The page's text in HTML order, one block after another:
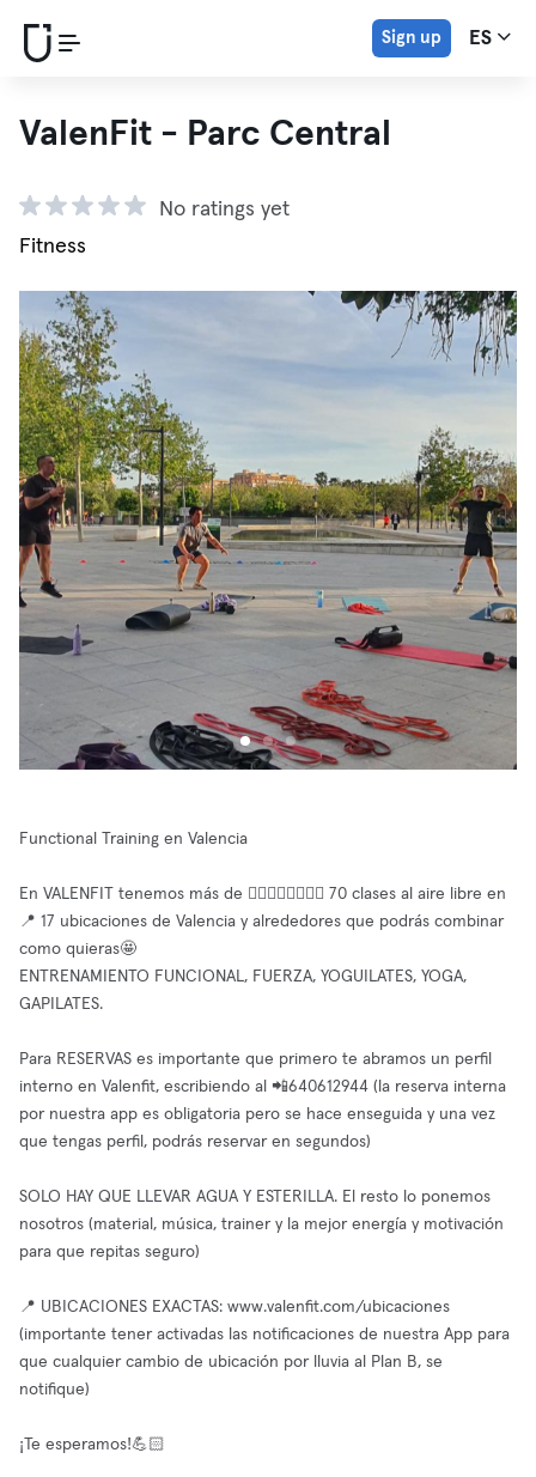
Sign up ES
ValenFit - Parc Central
No ratings yet
Fitness
Functional Training en Valencia
En VALENFIT tenemos más de 🏋🏻‍♀️🤸🏽‍♂️🧘🏼 70 clases al aire libre en
📍 17 ubicaciones de Valencia y alrededores que podrás combinar
como quieras🤩
ENTRENAMIENTO FUNCIONAL, FUERZA, YOGUILATES, YOGA,
GAPILATES.
Para RESERVAS es importante que primero te abramos un perfil
interno en Valenfit, escribiendo al 📲640612944 (la reserva interna
por nuestra app es obligatoria pero se hace enseguida y una vez
que tengas perfil, podrás reservar en segundos)
SOLO HAY QUE LLEVAR AGUA Y ESTERILLA. El resto lo ponemos
nosotros (material, música, trainer y la mejor energía y motivación
para que repitas seguro)
📍 UBICACIONES EXACTAS: www.valenfit.com/ubicaciones
(importante tener activadas las notificaciones de nuestra App para
que cualquier cambio de ubicación por lluvia al Plan B, se
notifique)
¡Te esperamos!💪🏻